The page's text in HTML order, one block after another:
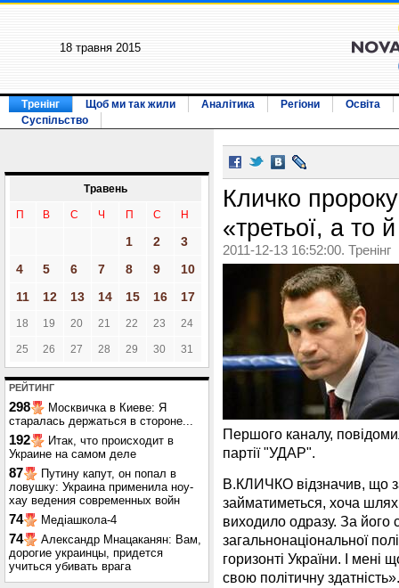
18 травня 2015
Тренінг Щоб ми так жили Аналітика Регіони
Освіта
Суспільство
Травень
П В С Ч П С Н
1 2
3
4
5 6 7 8 9
10
11
12 13 14 15 16 17
18 19 20 21 22 23 24
25 26 27 28 29 30 31
РЕЙТИНГ
298
Москвичка в Киеве: Я
старалась держаться в стороне...
192
Итак, что происходит в
Украине на самом деле
87
Путину капут, он попал в
ловушку: Украина применила ноу-
хау ведения современных войн
74 Медіашкола-4
74
Александр Мнацаканян: Вам,
дорогие украинцы, придется
учиться убивать врага
Кличко
«третьої, а то й
2011-12-13 16:52:00. Тренінг
Першого каналу,
партії "УДАР".
В.КЛИЧКО відзначив, що
займатиметься, хоча
виходило одразу. За
загальнонаціональної
горизонті України. І
свою політичну здатність».